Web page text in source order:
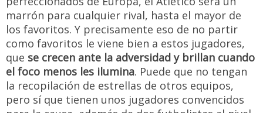
marrón para cualquier rival, hasta el mayor de
los favoritos. Y precisamente eso de no partir
como favoritos le viene bien a estos jugadores,
que se crecen ante la adversidad y brillan cuando
el foco menos les ilumina. Puede que no tengan
la recopilación de estrellas de otros equipos,
pero sí que tienen unos jugadores convencidos